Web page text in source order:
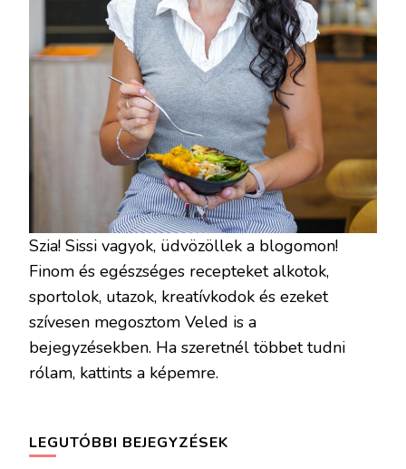
Szia! Sissi vagyok, üdvözöllek a blogomon!
Finom és egészséges recepteket alkotok,
sportolok, utazok, kreatívkodok és ezeket
szívesen megosztom Veled is a
bejegyzésekben. Ha szeretnél többet tudni
rólam, kattints a képemre.
LEGUTÓBBI BEJEGYZÉSEK